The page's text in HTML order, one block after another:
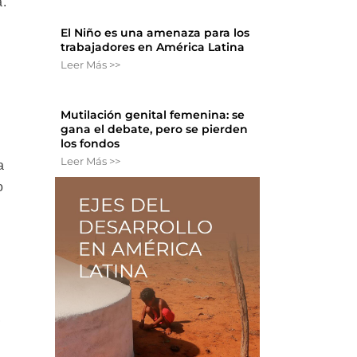
El Niño es una amenaza para los
trabajadores en América Latina
Leer Más >>
Mutilación genital femenina: se
gana el debate, pero se pierden
los fondos
Leer Más >>